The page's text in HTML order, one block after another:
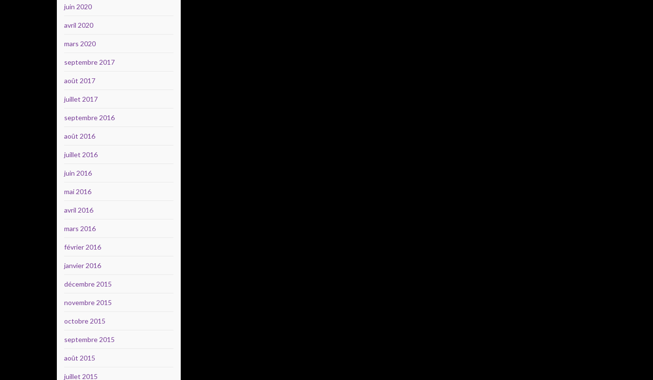
juin 2020
avril 2020
mars 2020
septembre 2017
août 2017
juillet 2017
septembre 2016
août 2016
juillet 2016
juin 2016
mai 2016
avril 2016
mars 2016
février 2016
janvier 2016
décembre 2015
novembre 2015
octobre 2015
septembre 2015
août 2015
juillet 2015